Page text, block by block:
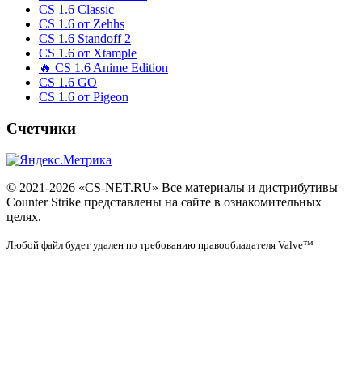
CS 1.6 Classic
CS 1.6 от Zehhs
CS 1.6 Standoff 2
CS 1.6 от Xtample
🔥 CS 1.6 Anime Edition
CS 1.6 GO
CS 1.6 от Pigeon
Счетчики
© 2021-2026 «CS-NET.RU» Все материалы и дистрибутивы
Counter Strike представлены на сайте в ознакомительных
целях.
Любой файл будет удален по требованию правообладателя Valve™